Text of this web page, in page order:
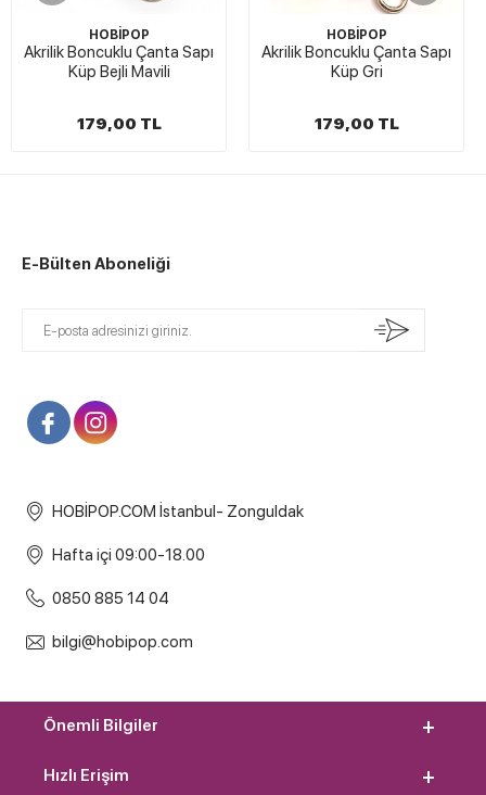
HOBİPOP
Akrilik Boncuklu Çanta Sapı
Küp Gri
179,00 TL
HOBİPOP
Akrilik Zincir Çanta
119,00 TL
E-Bülten Aboneliği
HOBİPOP.COM İstanbul- Zonguldak
Hafta içi 09:00-18.00
0850 885 14 04
bilgi@hobipop.com
Önemli Bilgiler
Hızlı Erişim